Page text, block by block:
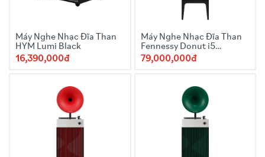
Máy Nghe Nhạc Đĩa Than
HYM Lumi Black
16,390,000đ
Máy Nghe Nhạc Đĩa Than
Fennessy Donut i5
Quicksand 2025 Black
79,000,000đ